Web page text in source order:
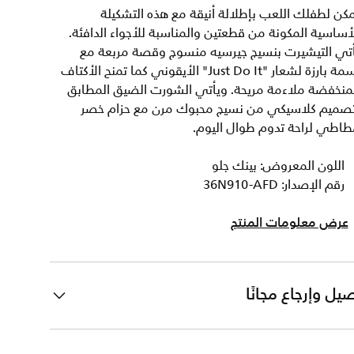
لطفلك اللعب بإطلالة أنيقة مع هذه التشكيلة
المكونة من قطعتين والمناسبة للأجواء الدافئة.
التيشيرت بنسيج جيرسيه منسوج وقصة مربعة مع
رسمة بارزة لشعار "Just Do It" الأيقوني كما تمنح الأكتاف
ملاءمة مريحة. ويأتي الشورت الضيق المطابق
كلاسيكي من نسيج محبوك مرن مع حزام خصر
لراحة تدوم طوال اليوم.
اللون المعروض: بينك جلو
رقم الإصدار: 36N910-AFD
عرض معلومات المنتج
وإرجاع مجانًا